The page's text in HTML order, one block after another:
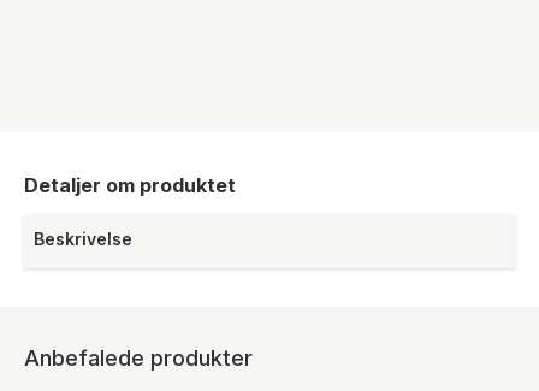
Detaljer om produktet
Beskrivelse
Anbefalede produkter